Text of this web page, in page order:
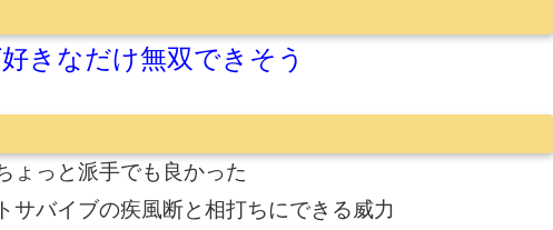
きなだけ無双できそう
ょっと派手でも良かった
サバイブの疾風断と相打ちにできる威力